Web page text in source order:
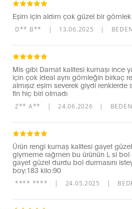
Eşim için aldım çok güzel bir gömlek
D** B** | 13.06.2025 |
Mis gibi Damat kalitesi kumaşı ince
için çok ideal aynı gömleğin birkaç
almışız eşim severek giydi renklerde
fln hiç biri olmadı
Z** A** | 24.06.2026 |
Ürün rengi kumaş kalitesi gayet
giymeme rağmen bu ürünün L si bol
gayet güzel durdu bol durmasını
boy:183 kilo:90
**** **** | 24.05.2025 |